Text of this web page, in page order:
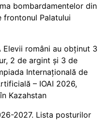
bombardamentelor din
frontonul Palatului
Elevii români au obținut 3
2 de argint și 3 de
Internațională de
– IOAI 2026,
Kazahstan
2027. Lista posturilor